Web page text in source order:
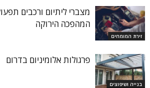
זירת המומחים
מצברי ליתיום ורכבים
המהפכה הירוקה
בנייה ושיפוצים
פרגולות אלומיניום בדרום